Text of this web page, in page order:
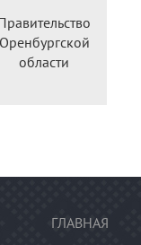
ГЛАВНАЯ